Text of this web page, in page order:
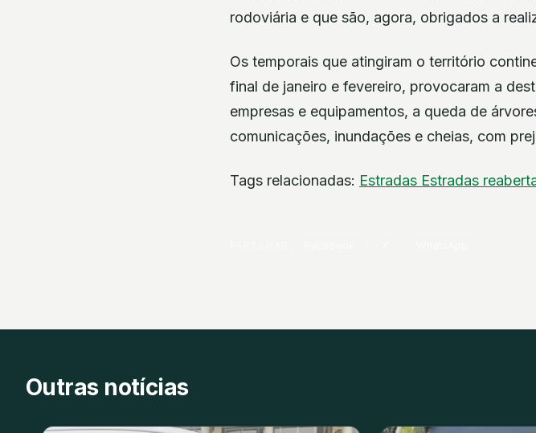
rodoviária e que são, agora, obrigados a
Os temporais que atingiram o território
final de janeiro e fevereiro, provocaram a
empresas e equipamentos, a queda de
comunicações, inundações e cheias, com
Tags relacionadas: Estradas Estradas
Outras notícias